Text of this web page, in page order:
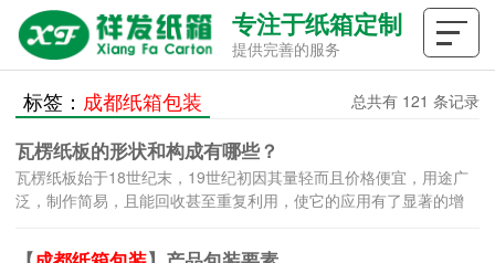
专注于纸箱定制
提供完善的服务
标签： 成都纸箱包装 总共有 121 条记录
瓦楞纸板的形状和构成有哪些？
瓦楞纸板始于18世纪末，19世纪初因其量轻而且价格便宜，用途广
泛，制作简易，且能回收甚至重复利用，使它的应用有了显著的增
级、推广和应用。瓦楞纸板是由面纸、里纸、芯纸和加工成波形瓦楞